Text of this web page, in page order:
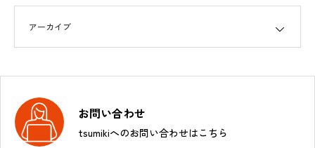
お問い合わせ
tsumikiへのお問い合わせはこちら